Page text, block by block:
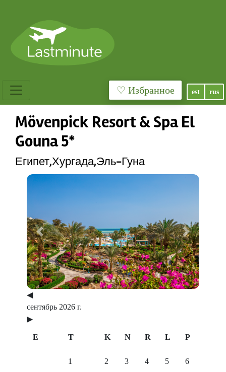
♡ Избранное est rus
Mövenpick Resort & Spa El
Gouna 5*
Египет,Хургада,Эль-Гуна
Previous Next
◀
сентябрь 2026 г.
▶
E T K N R L P
1 2 3 4 5 6